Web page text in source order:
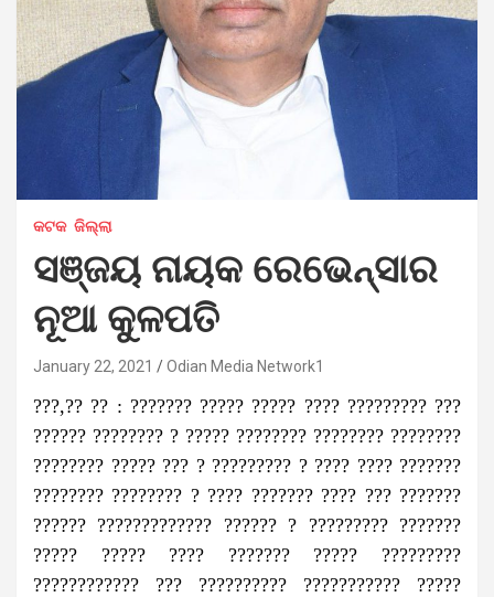
କଟକ ଜିଲ୍ଲା
ସଞ୍ଜୟ ନାୟକ ରେଭେନ୍ସାର
ନୂଆ କୁଳପତି
January 22, 2021 Odian Media Network1
???,?? ?? : ??????? ????? ????? ???? ????????? ???
?????? ???????? ? ????? ???????? ???????? ????????
???????? ????? ??? ? ????????? ? ???? ???? ???????
???????? ???????? ? ???? ??????? ???? ??? ???????
?????? ????????????? ?????? ? ????????? ???????
????? ????? ???? ??????? ????? ?????????
???????????? ??? ?????????? ??????????? ?????